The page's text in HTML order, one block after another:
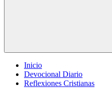
Inicio
Devocional Diario
Reflexiones Cristianas